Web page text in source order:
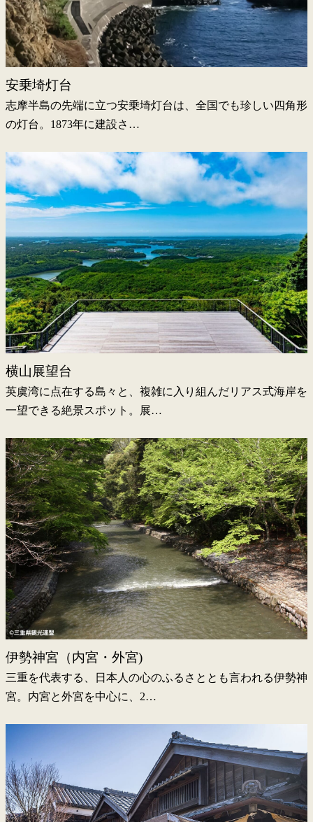
安乗埼灯台
志摩半島の先端に立つ安乗埼灯台は、全国でも珍しい四角形
の灯台。1873年に建設さ…
横山展望台
英虞湾に点在する島々と、複雑に入り組んだリアス式海岸を
一望できる絶景スポット。展…
伊勢神宮（内宮・外宮)
三重を代表する、日本人の心のふるさととも言われる伊勢神
宮。内宮と外宮を中心に、2…